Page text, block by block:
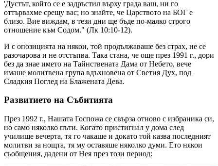
'Дустът, който се е задръстил върху града ваш, ни го
оттървахме срещу вас; но знайте, че Царството на БОГ е
близо. Вие виждам, в тези дни ще бъде по-малко строго
отношение към Содом." (Лк 10:10-12).
И с опозицията на някои, той продължаваше без страх, не се
разочарова и не отстъпва. Така стана, че още през 1991 г., дори
без да знае името на Тайнствената Дама от Небето, вече
имаше молитвена група вдъхновена от Светия Дух, под
Сладкия Поглед на Блажената Дева.
Развитието на Събитията
През 1992 г., Нашата Госпожа се свърза отново с избраника си,
но само няколко пъти. Когато пристигнал у дома след
училище вечерта, тя го чакаше и докато той казва последният
молитви за нощта, тя му оставяше няколко думи. Ето някои
съобщения, дадени от Нея през този период: